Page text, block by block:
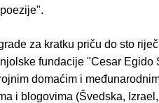
za kratku priču do sto
fundacije "Cesar Egido
domaćim i
i blogovima (Švedska,